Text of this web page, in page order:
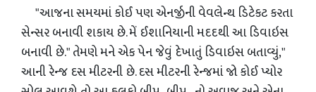
"આજના સમયમાં કોઈ પણ એનર્જીની વેવલેન્થ ડિટેકટ કરતા
સેન્સર બનાવી શકાય છે. મેં ઈશાનિયાની મદદથી આ ડિવાઇસ
બનાવી છે." તેમણે મને એક પેન જેવું દેખાતું ડિવાઇસ બતાવ્યું,"
આની રેન્જ દસ મીટરની છે. દસ મીટરની રેન્જમાં જો કોઈ પ્યોર